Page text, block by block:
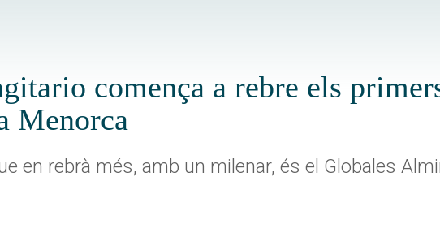
comença a rebre els
Menorca
en rebrà més, amb un milenar, és el Globales